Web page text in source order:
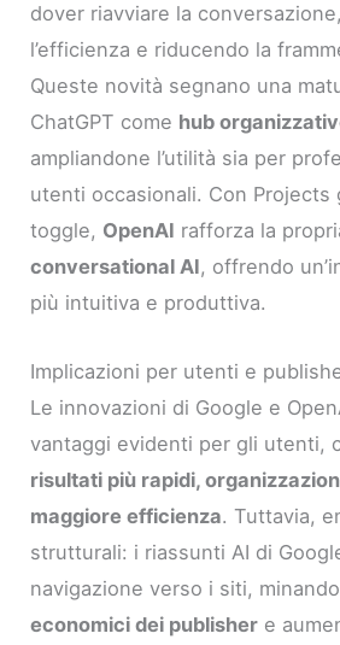
dover riavviare la
l’efficienza e riducendo la
Queste novità segnano una
ChatGPT come hub
ampliandone l’utilità sia per
utenti occasionali. Con Projects
toggle, OpenAI rafforza la
conversational AI, offrendo
più intuitiva e produttiva.
Implicazioni per utenti e
Le innovazioni di Google e
vantaggi evidenti per gli utenti,
risultati più rapidi,
maggiore efficienza. Tuttavia,
strutturali: i riassunti AI di
navigazione verso i siti,
economici dei publisher e